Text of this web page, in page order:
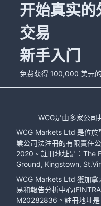
开始真实的
交易
新手入门
免费获得 100,000 美元
WCG是由多家公司
WCG Markets Ltd 是位於
業公司法注冊的有限責任
2020。註冊地址是：The
Ground, Kingstown,
WCG Markets Ltd 獲加拿
易和報告分析中心
M20282836。註冊地址